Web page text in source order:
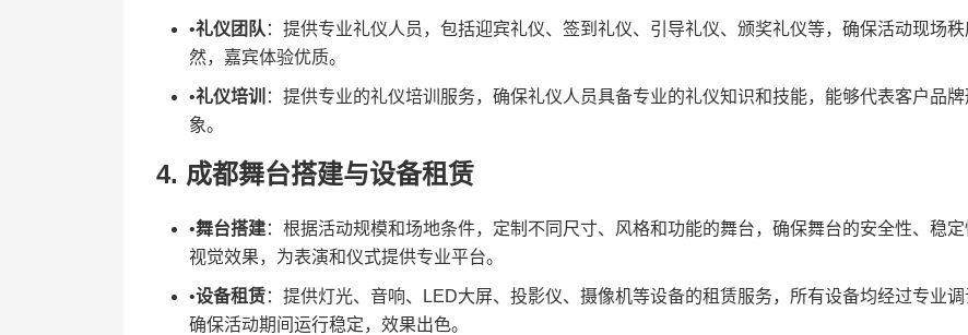
•​​礼仪团队​ ：提供专业礼仪人员，包括迎宾礼仪、签到礼仪、引导礼仪、颁奖礼仪等，确保活动现场秩
然，嘉宾体验优质。
•​​礼仪培训​ ：提供专业的礼仪培训服务，确保礼仪人员具备专业的礼仪知识和技能，能够代表客户品牌
象。
4. ​ ​成都舞台搭建与设备租赁​
•​​舞台搭建​：根据活动规模和场地条件，定制不同尺寸、风格和功能的舞台，确保舞台的安全性、稳定
视觉效果，为表演和仪式提供专业平台。
•​​设备租赁​：提供灯光、音响、LED大屏、投影仪、摄像机等设备的租赁服务，所有设备均经过专业调
确保活动期间运行稳定，效果出色。